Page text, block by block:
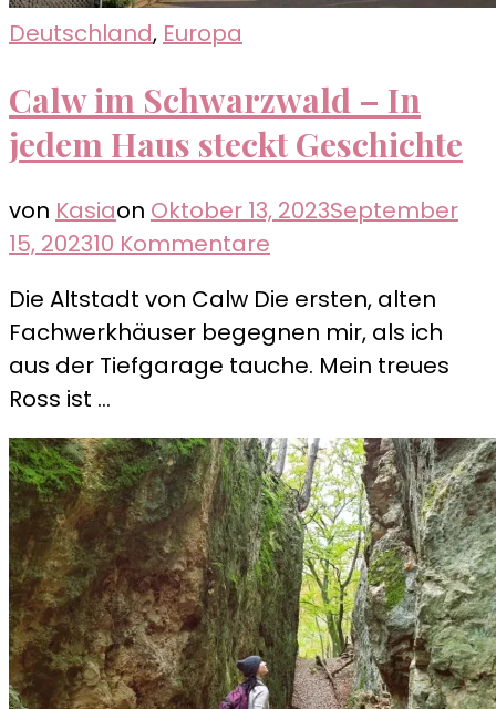
Deutschland, Europa
Calw im Schwarzwald – In
jedem Haus steckt Geschichte
von Kasiaon Oktober 13, 2023September
15, 202310 Kommentare
im
Schwarzwald
–
jedem
Haus
steckt
Geschichte
Die Altstadt von Calw Die ersten, alten
Fachwerkhäuser begegnen mir, als ich
aus der Tiefgarage tauche. Mein treues
Ross ist …